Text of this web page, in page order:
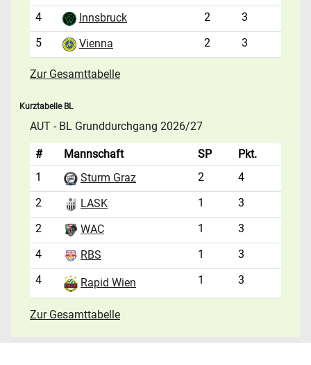
4
Innsbruck 2
3
5
Vienna 2 3
Zur Gesamttabelle
Kurztabelle BL
AUT - BL Grunddurchgang 2026/27
# Mannschaft SP
Pkt.
1
Sturm Graz 2
4
2
LASK 1
3
2
WAC 1
3
4
RBS 1
3
4
Rapid Wien 1 3
Zur Gesamttabelle